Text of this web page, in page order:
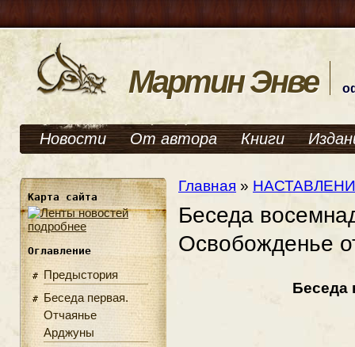
Мартин Энве
Новости От автора Книги
Карта сайта
подробнее
Оглавление
Предыстория
Беседа первая.
Отчаянье
Арджуны
Главная »
Беседа
Освобожденье
Беседа